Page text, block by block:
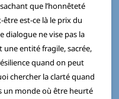
que l’honnêteté
est-ce là le prix du
dialogue ne vise pas la
une entité fragile, sacrée,
quand on peut
chercher la clarté quand
un monde où être heurté